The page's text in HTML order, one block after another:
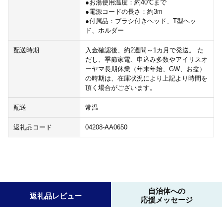
●お湯使用温度：約40℃まで
●電源コードの長さ：約3m
●付属品：ブラシ付きヘッド、T型ヘッ
ド、ホルダー
配送時期
入金確認後、約2週間～1カ月で発送。 た
だし、季節家電、申込み多数やアイリスオ
ーヤマ長期休業（年末年始、GW、お盆）
の時期は、在庫状況により上記より時間を
頂く場合がございます。
配送 常温
返礼品コード 04208-AA0650
返礼品レビュー
自治体への
応援メッセージ